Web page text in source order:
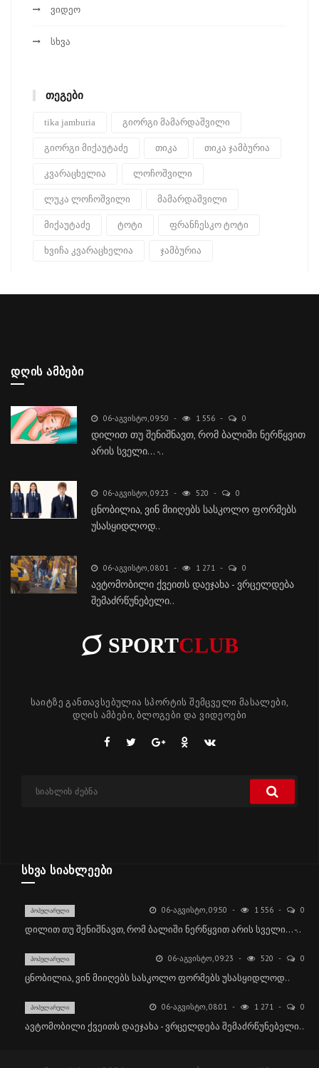
ვიდეო
სხვა
ᲗᲔᲒᲔᲑᲘ
tika jamburia გიორგი მამარდაშვილი
გიორგი მიქაუტაძე თიკა თიკა ჯამბურია
კვარაცხელია ლოჩოშვილი
ლუკა ლოჩოშვილი მამარდაშვილი
მიქაუტაძე ტოტი ფრანჩესკო ტოტი
ხვიჩა კვარაცხელია ჯამბურია
ᲓᲦᲘᲡ ᲐᲛᲑᲔᲑᲘ
06-ᲐᲒᲕᲘᲡᲢᲝ, 09:50 1 556 0
დილით თუ შენიშნავთ, რომ ბალიში ნერწყვით
არის სველი... -..
06-ᲐᲒᲕᲘᲡᲢᲝ, 09:23 520 0
ცნობილია, ვინ მიიღებს სასკოლო ფორმებს
უსასყიდლოდ..
06-ᲐᲒᲕᲘᲡᲢᲝ, 08:01 1 271 0
ავტომობილი ქვეითს დაეჯახა - ვრცელდება
შემაძრწუნებელი..
SPORTCLUB
საიტზე განთავსებულია სპორტის შემცველი მასალები,
დღის ამბები, ბლოგები და ვიდეოები
ᲡᲮᲕᲐ ᲡᲘᲐᲮᲚᲔᲔᲑᲘ
ᲞᲝᲞᲣᲚᲐᲠᲣᲚᲘ 06-ᲐᲒᲕᲘᲡᲢᲝ, 09:50 1 556 0
დილით თუ შენიშნავთ, რომ ბალიში ნერწყვით არის სველი... -..
ᲞᲝᲞᲣᲚᲐᲠᲣᲚᲘ 06-ᲐᲒᲕᲘᲡᲢᲝ, 09:23 520 0
ცნობილია, ვინ მიიღებს სასკოლო ფორმებს უსასყიდლოდ..
ᲞᲝᲞᲣᲚᲐᲠᲣᲚᲘ 06-ᲐᲒᲕᲘᲡᲢᲝ, 08:01 1 271 0
ავტომობილი ქვეითს დაეჯახა - ვრცელდება შემაძრწუნებელი..